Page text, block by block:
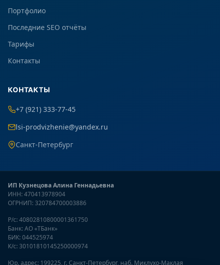
Портфолио
Последние SEO отчёты
Тарифы
Контакты
КОНТАКТЫ
+7 (921) 333-77-45
lsi-prodvizhenie@yandex.ru
Санкт-Петербург
ИП Кузнецова Алина Геннадьевна
ИНН: 470413978904
ОГРНИП: 320784700003886
Р/с: 40802810800001361750
Банк: АО «ТБанк»
БИК: 044525974
К/с: 30101810145250000974
Юр. адрес: 199225, г. Санкт-Петербург, наб. Миклухо-Маклая